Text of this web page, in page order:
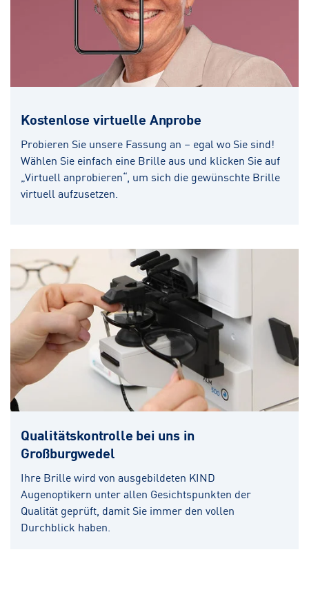
Kostenlose virtuelle Anprobe
Probieren Sie unsere Fassung an – egal wo Sie sind!
Wählen Sie einfach eine Brille aus und klicken Sie auf
„Virtuell anprobieren“, um sich die gewünschte Brille
virtuell aufzusetzen.
Qualitätskontrolle bei uns in
Großburgwedel
Ihre Brille wird von ausgebildeten KIND
Augenoptikern unter allen Gesichtspunkten der
Qualität geprüft, damit Sie immer den vollen
Durchblick haben.